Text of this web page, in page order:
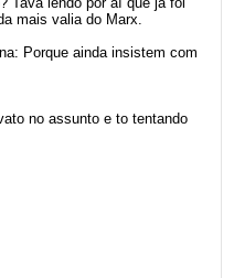
mais valia do Marx.
Porque ainda insistem com
no assunto e to tentando